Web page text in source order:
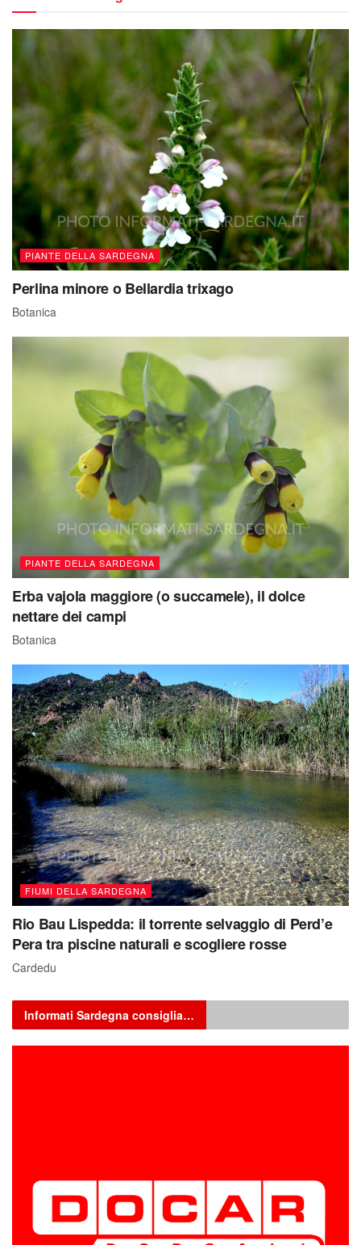
PIANTE DELLA SARDEGNA
Perlina minore o Bellardia trixago
Botanica
PIANTE DELLA SARDEGNA
Erba vajola maggiore (o succamele), il dolce
nettare dei campi
Botanica
FIUMI DELLA SARDEGNA
Rio Bau Lispedda: il torrente selvaggio di Perd’e
Pera tra piscine naturali e scogliere rosse
Cardedu
Informati Sardegna consiglia…